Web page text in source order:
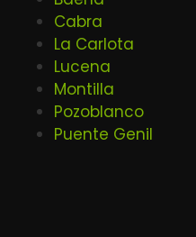
Cabra
La Carlota
Lucena
Montilla
Pozoblanco
Puente Genil